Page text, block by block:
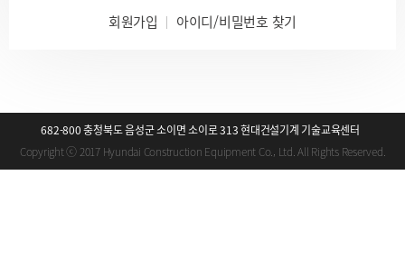
회원가입 아이디/비밀번호 찾기
682-800 충청북도 음성군 소이면 소이로 313 현대건설기계 기술교육센터
Copyright ⓒ 2017 Hyundai Construction Equipment Co., Ltd. All Rights Reserved.